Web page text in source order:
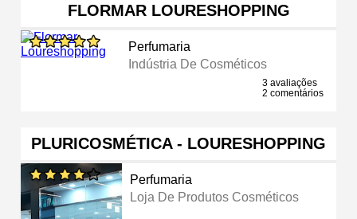
FLORMAR LOURESHOPPING
Perfumaria
Indústria De Cosméticos
3 avaliações
2 comentários
PLURICOSMÉTICA - LOURESHOPPING
Perfumaria
Loja De Produtos Cosméticos